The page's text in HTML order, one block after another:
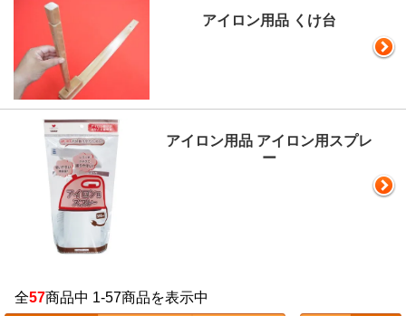
アイロン用品 くけ台
アイロン用品 アイロン用スプレ
ー
全57商品中 1-57商品を表示中